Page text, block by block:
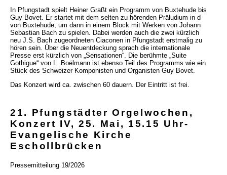
In Pfungstadt spielt Heiner Graßt ein Programm von Buxtehude bis
Guy Bovet. Er startet mit dem selten zu hörenden Präludium in d
von Buxtehude, um dann in einem Block mit Werken von Johann
Sebastian Bach zu spielen. Dabei werden auch die zwei kürzlich
neu J.S. Bach zugeordneten Ciaconen in Pfungstadt erstmalig zu
hören sein. Über die Neuentdeckung sprach die internationale
Presse erst kürzlich von „Sensationen“. Die berühmte „Suite
Gothigue“ von L. Boëlmann ist ebenso Teil des Programms wie ein
Stück des Schweizer Komponisten und Organisten Guy Bovet.
Das Konzert wird ca. zwischen 60 dauern. Der Eintritt ist frei.
21. Pfungstädter Orgelwochen,
Konzert IV, 25. Mai, 15.15 Uhr-
Evangelische Kirche
Eschollbrücken
Pressemitteilung 19/2026